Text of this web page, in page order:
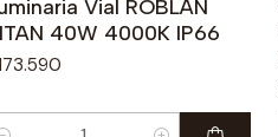
Vial ROBLAN
40W 4000K IP66